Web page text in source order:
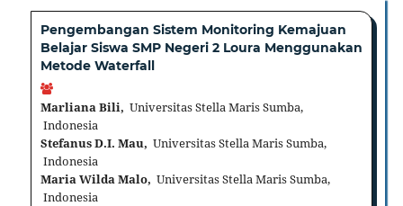
Pengembangan Sistem Monitoring Kemajuan
Belajar Siswa SMP Negeri 2 Loura Menggunakan
Metode Waterfall
Marliana Bili, Universitas Stella Maris Sumba,
Indonesia
Stefanus D.I. Mau, Universitas Stella Maris Sumba,
Indonesia
Maria Wilda Malo, Universitas Stella Maris Sumba,
Indonesia